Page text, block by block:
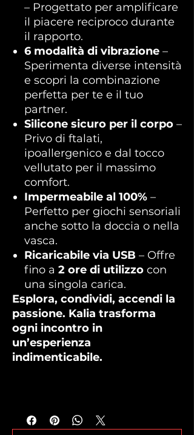
– Progettato per amplificare
il piacere reciproco durante
il rapporto.
6 modalità di vibrazione –
Sperimenta diverse intensità
e scopri la combinazione
perfetta per te e il tuo
partner.
Silicone sicuro per il corpo –
Privo di ftalati,
ipoallergenico e dal tocco
vellutato per il massimo
comfort.
Impermeabile al 100% –
Perfetto per giochi sensoriali
anche sotto la doccia o nella
vasca.
Ricaricabile via USB – Offre
fino a 2 ore di utilizzo con
una singola carica.
Esplora, condividi, accendi la
passione. Kalia trasforma
ogni incontro in
un’esperienza
indimenticabile.